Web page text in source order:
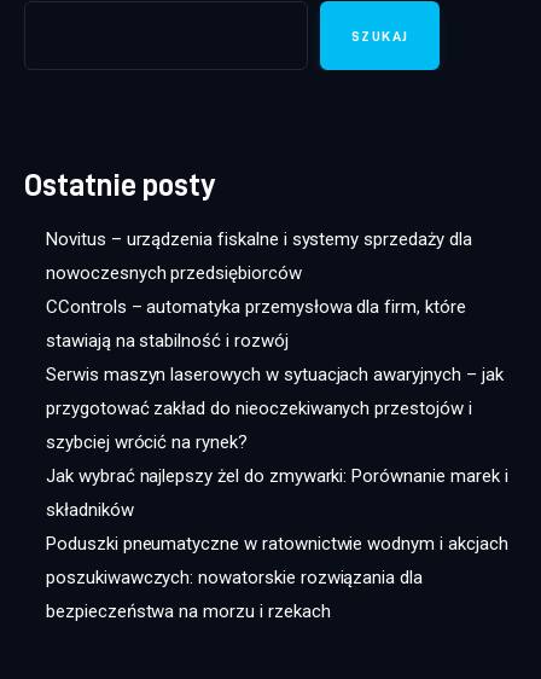
SZUKAJ
Ostatnie posty
Novitus – urządzenia fiskalne i systemy sprzedaży dla
nowoczesnych przedsiębiorców
CControls – automatyka przemysłowa dla firm, które
stawiają na stabilność i rozwój
Serwis maszyn laserowych w sytuacjach awaryjnych – jak
przygotować zakład do nieoczekiwanych przestojów i
szybciej wrócić na rynek?
Jak wybrać najlepszy żel do zmywarki: Porównanie marek i
składników
Poduszki pneumatyczne w ratownictwie wodnym i akcjach
poszukiwawczych: nowatorskie rozwiązania dla
bezpieczeństwa na morzu i rzekach